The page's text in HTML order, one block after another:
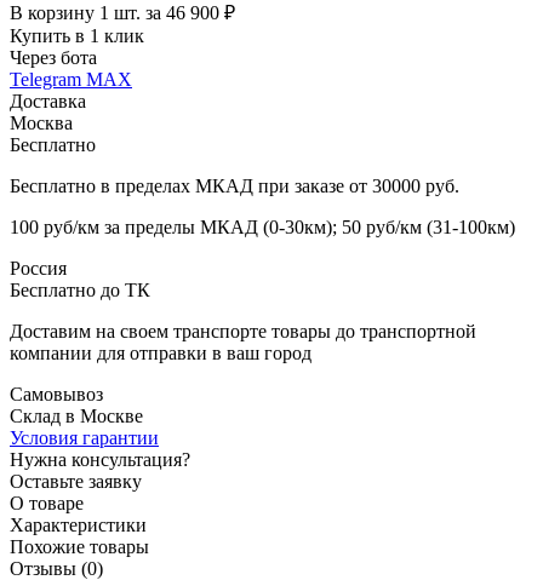
В корзину 1 шт. за 46 900 ₽
Купить в 1 клик
Через бота
Telegram MAX
Доставка
Москва
Бесплатно
Бесплатно в пределах МКАД при заказе от 30000 руб.
100 руб/км за пределы МКАД (0-30км); 50 руб/км (31-100км)
Россия
Бесплатно до ТК
Доставим на своем транспорте товары до транспортной
компании для отправки в ваш город
Самовывоз
Склад в Москве
Условия гарантии
Нужна консультация?
Оставьте заявку
О товаре
Характеристики
Похожие товары
Отзывы (0)